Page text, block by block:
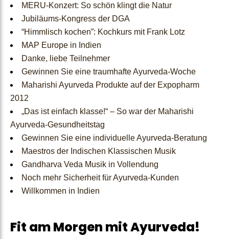
Online-
Konsultationen
Pulsdiagnose
buchen
Ayurveda
Mini-
Unsere
Vaidyas
Kontakt
MERU-Konzert: So schön klingt die Natur
Jubiläums-Kongress der DGA
“Himmlisch kochen”: Kochkurs mit Frank Lotz
MAP Europe in Indien
Danke, liebe Teilnehmer
Gewinnen Sie eine traumhafte Ayurveda-Woche
Maharishi Ayurveda Produkte auf der Expopharm
2012
„Das ist einfach klasse!“ – So war der Maharishi
Ayurveda-Gesundheitstag
Gewinnen Sie eine individuelle Ayurveda-Beratung
Maestros der Indischen Klassischen Musik
Gandharva Veda Musik in Vollendung
Noch mehr Sicherheit für Ayurveda-Kunden
Willkommen in Indien
Fit am Morgen mit Ayurveda!